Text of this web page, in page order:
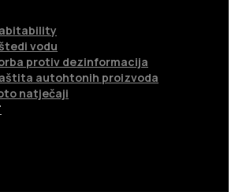
vodu
protiv dezinformacija
autohtonih proizvoda
natječaji